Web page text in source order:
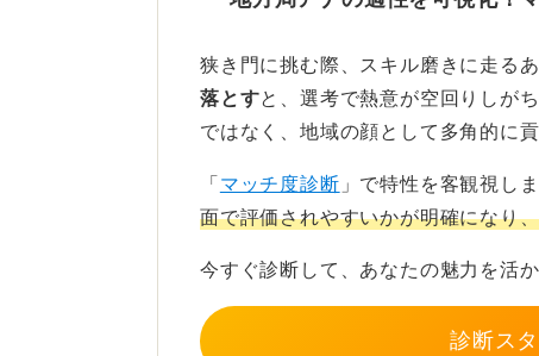
なぜその地域でアナウンサーとして
に付けよう
また、アナウンサーとして「伝える
する世の中の動きに常に敏感である
狭き門に挑む際、スキル磨きに走るあ
落とすと、選考で熱意が空回りしが
ではなく、地域の顔として多角的に
「 マッチ度診断 」で特性を客観視し
面で評価されやすいかが明確になり
今すぐ診断して、あなたの魅力を活
診断ス